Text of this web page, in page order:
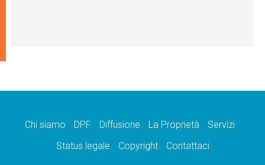
Chi siamo DPF Diffusione La Proprietà
Servizi
Status legale
Copyright Contattaci